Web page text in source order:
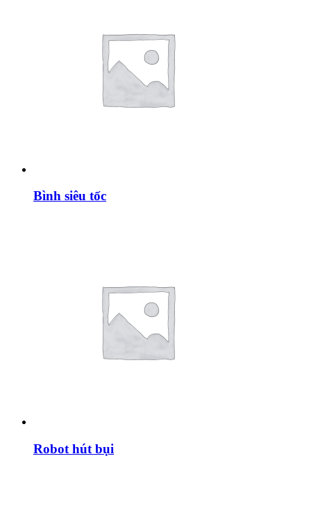
Bình siêu tốc
Robot hút bụi